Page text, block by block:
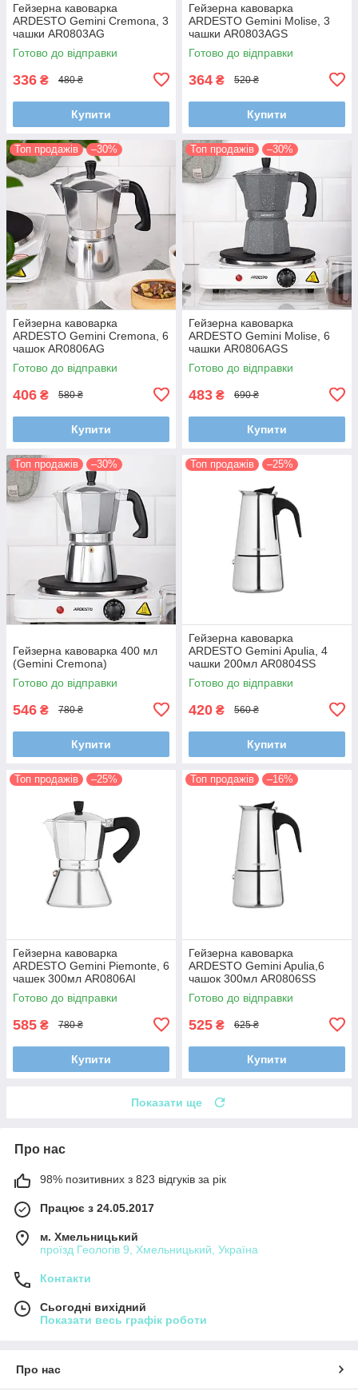
Гейзерна кавоварка
ARDESTO Gemini Cremona, 3
чашки AR0803AG
Готово до відправки
336 ₴ 480 ₴
Купити
Гейзерна кавоварка
ARDESTO Gemini Molise, 3
чашки AR0803AGS
Готово до відправки
364 ₴ 520 ₴
Купити
Топ продажів –30%
Гейзерна кавоварка
ARDESTO Gemini Cremona, 6
чашок AR0806AG
Готово до відправки
406 ₴ 580 ₴
Купити
Топ продажів –30%
Гейзерна кавоварка
ARDESTO Gemini Molise, 6
чашки AR0806AGS
Готово до відправки
483 ₴ 690 ₴
Купити
Топ продажів –30%
Гейзерна кавоварка 400 мл
(Gemini Cremona)
Готово до відправки
546 ₴ 780 ₴
Купити
Топ продажів –25%
Гейзерна кавоварка
ARDESTO Gemini Apulia, 4
чашки 200мл AR0804SS
Готово до відправки
420 ₴ 560 ₴
Купити
Топ продажів –25%
Гейзерна кавоварка
ARDESTO Gemini Piemonte, 6
чашек 300мл AR0806AI
Готово до відправки
585 ₴ 780 ₴
Купити
Топ продажів –16%
Гейзерна кавоварка
ARDESTO Gemini Apulia,6
чашок 300мл AR0806SS
Готово до відправки
525 ₴ 625 ₴
Купити
Показати ще
Про нас
98% позитивних з 823 відгуків за рік
Працює з 24.05.2017
м. Хмельницький
проїзд Геологів 9, Хмельницький, Україна
Контакти
Сьогодні вихідний
Показати весь графік роботи
Про нас